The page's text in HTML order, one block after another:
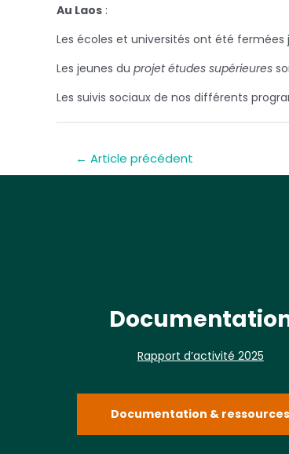
Au Laos :
Les écoles et universités ont été
Les jeunes du projet études supérieures
Les suivis sociaux de nos différents
← Article précédent
Rapport d’activité 2025
Documentation & ressources